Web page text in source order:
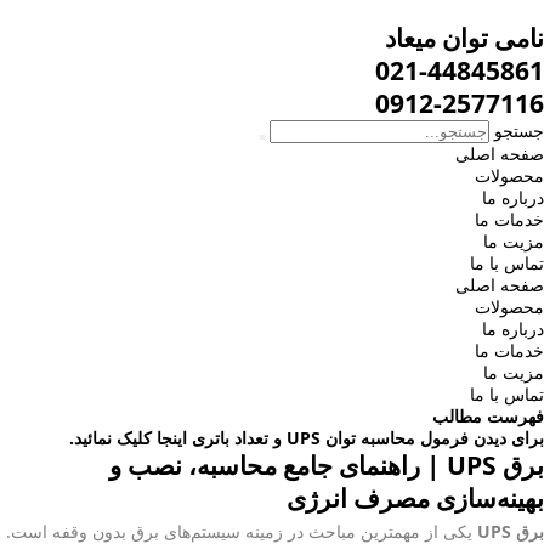
نامی توان میعاد
021-44845861
0912-2577116
جستجو
صفحه اصلی
محصولات
درباره ما
خدمات ما
مزیت ما
تماس با ما
صفحه اصلی
محصولات
درباره ما
خدمات ما
مزیت ما
تماس با ما
فهرست مطالب
برای دیدن فرمول محاسبه توان UPS و تعداد باتری اینجا کلیک نمائید.
برق UPS | راهنمای جامع محاسبه، نصب و
بهینه‌سازی مصرف انرژی
برق UPS یکی از مهمترین مباحث در زمینه سیستم‌های برق بدون وقفه است.